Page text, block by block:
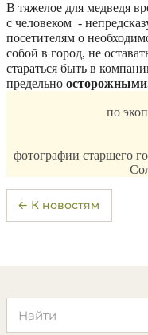
В тяжелое для медведя
с человеком -
посетителям о
собой в город, не
стараться быть в
предельно
по
фотографии старшего
← К новостям